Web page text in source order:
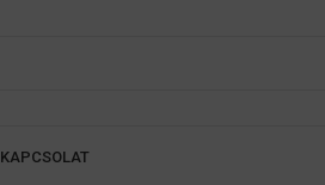
KAPCSOLAT